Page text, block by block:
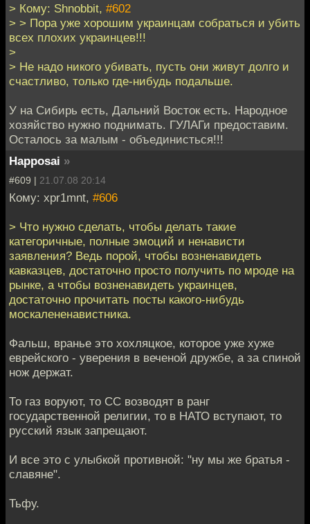
> Кому: Shnobbit, #602
> > Пора уже хорошим украинцам собраться и убить
всех плохих украинцев!!!
>
> Не надо никого убивать, пусть они живут долго и
счастливо, только где-нибудь подальше.
У на Сибирь есть, Дальний Восток есть. Народное
хозяйство нужно поднимать. ГУЛАГи предоставим.
Осталось за малым - объединисться!!!
Happosai »
#609 | 21.07.08 20:14
Кому: xpr1mnt, #606
> Что нужно сделать, чтобы делать такие
категоричные, полные эмоций и ненависти
заявления? Ведь порой, чтобы возненавидеть
кавказцев, достаточно просто получить по мроде на
рынке, а чтобы возненавидеть украинцев,
достаточно прочитать посты какого-нибудь
москалененавистника.
Фальш, вранье это хохляцкое, которое уже хуже
еврейского - уверения в веченой дружбе, а за спиной
нож держат.
То газ воруют, то СС возводят в ранг
государственной религии, то в НАТО вступают, то
русский язык запрещают.
И все это с улыбкой противной: "ну мы же братья -
славяне".
Тьфу.